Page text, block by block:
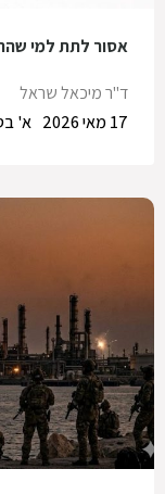
אסור לתת למי
ד"ר מיכאל שראל
א'
17 מאי 2026